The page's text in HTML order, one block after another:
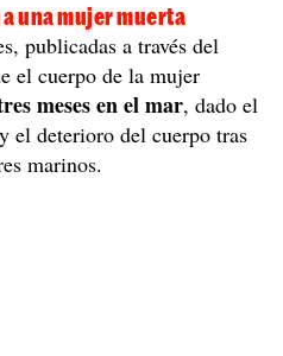
una mujer muerta
publicadas a través del
el cuerpo de la mujer
meses en el mar, dado el
el deterioro del cuerpo tras
marinos.